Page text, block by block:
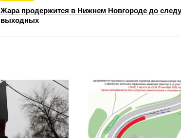
Жара продержится в Нижнем Новгороде до
выходных